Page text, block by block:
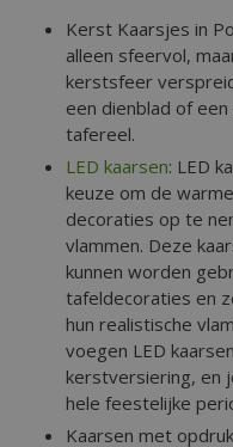
Kerst Kaarsjes in
alleen sfeervol,
kerstsfeer
een dienblad of
tafereel.
LED kaarsen: LED
keuze om de
decoraties op te
vlammen. Deze
kunnen worden
tafeldecoraties en
hun realistische
voegen LED
kerstversiering, en
hele feestelijke
Kaarsen met